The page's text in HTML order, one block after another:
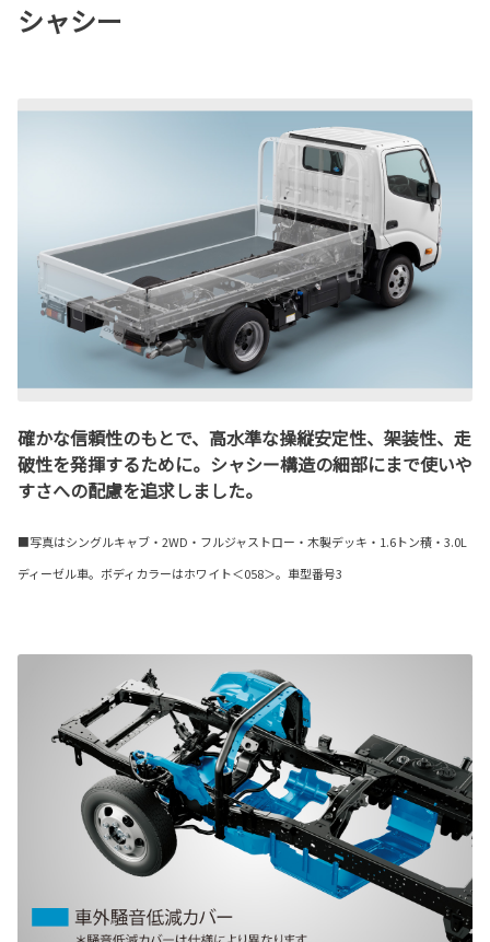
シャシー
確かな信頼性のもとで、高水準な操縦安定性、架装性、走
破性を発揮するために。シャシー構造の細部にまで使いや
すさへの配慮を追求しました。
■写真はシングルキャブ・2WD・フルジャストロー・木製デッキ・1.6トン積・3.0L
ディーゼル車。ボディカラーはホワイト＜058＞。車型番号3